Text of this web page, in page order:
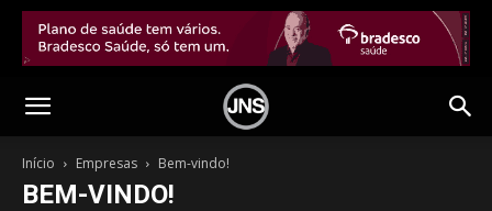
Início Empresas Bem-vindo!
BEM-VINDO!